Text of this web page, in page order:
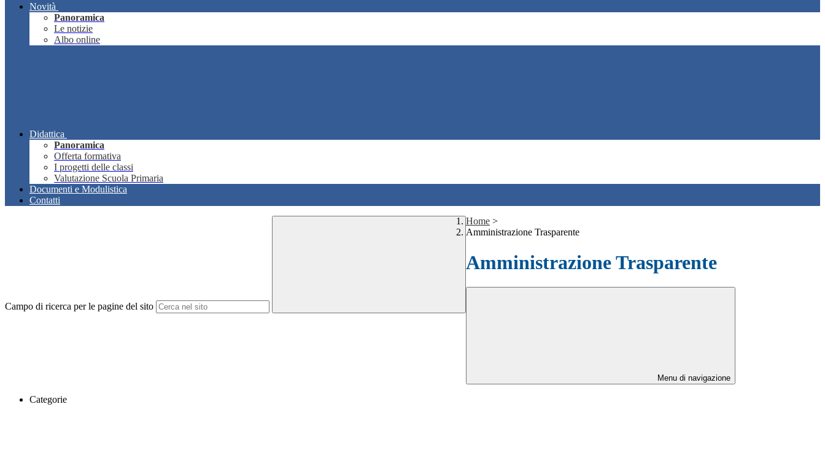
Novità
Panoramica
Le notizie
Albo online
Didattica
Panoramica
Offerta formativa
I progetti delle classi
Valutazione Scuola Primaria
Documenti e Modulistica
Contatti
Campo di ricerca per le pagine del sito
Home >
Amministrazione Trasparente
Amministrazione Trasparente
Menu di navigazione
Categorie